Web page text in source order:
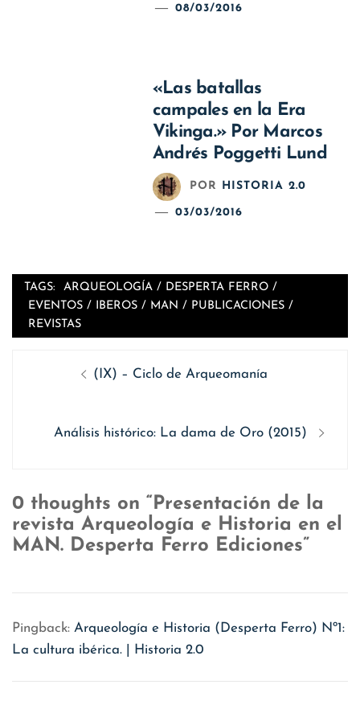
08/03/2016
«Las batallas
campales en la Era
Vikinga.» Por Marcos
Andrés Poggetti Lund
POR HISTORIA 2.0
03/03/2016
TAGS: ARQUEOLOGÍA / DESPERTA FERRO /
EVENTOS / IBEROS / MAN / PUBLICACIONES /
REVISTAS
Navegación
Entrada
(IX) – Ciclo de Arqueomanía
Siguiente
Análisis histórico: La dama de Oro (2015)
0 thoughts on “Presentación de la
revista Arqueología e Historia en el
MAN. Desperta Ferro Ediciones”
Pingback: Arqueología e Historia (Desperta Ferro) Nº1:
La cultura ibérica. | Historia 2.0